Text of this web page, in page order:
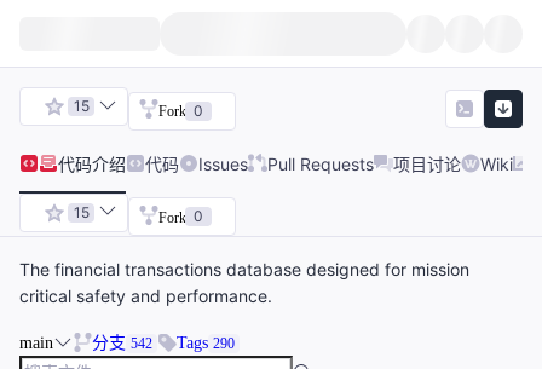
15 Fork 0
代码介绍 代码 Issues Pull Requests 项目讨论 Wiki
15 Fork 0
The financial transactions database designed for mission
critical safety and performance.
main 分支 542 Tags 290